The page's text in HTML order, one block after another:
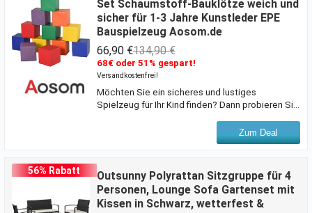
und Blau lässt Sie verschiedene Reinigungs- und
Desinfektionsmittel einfach unterscheiden.
Dank der mitgelieferten Mopp-Presse aus
robustem Metall gelingt das Auswri
Set Schaumstoff-Bauklötze weich und
sicher für 1-3 Jahre Kunstleder EPE
Bauspielzeug Aosom.de
66,90 €134,90 €
68€ oder 51% gespart!
Versandkostenfrei!
Möchten Sie ein sicheres und lustiges
Spielzeug für Ihr Kind finden? Dann probieren Sie
hilft Babys und Kleinkindern, wichtige
Entwicklungsfertigkeiten wie Gleichgewicht und
perfektes Geschenk, um ihr Wachstum zu
begleiten.Beschreibung:Perfekt für den Einsatz
in der Schule, in der Kindertagesstätte oder zu
HauseEntwickelt, um Säuglinge und Kleinkinder
Zum Deal
56% Rabatt
Outsunny Polyrattan Sitzgruppe für 4
Personen, Lounge Sofa Gartenset mit
Kissen in Schwarz, wetterfest &